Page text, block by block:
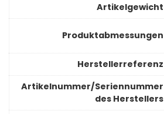
Artikelgewicht
Produktabmessungen
Herstellerreferenz
Artikelnummer/Seriennummer
des Herstellers